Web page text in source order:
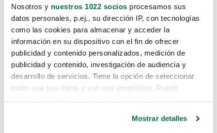
Nosotros y nuestros 1022 socios procesamos sus
datos personales, p.ej., su dirección IP, con tecnologías
como las cookies para almacenar y acceder la
información en su dispositivo con el fin de ofrecer
publicidad y contenido personalizados, medición de
publicidad y contenido, investigación de audiencia y
desarrollo de servicios. Tiene la opción de seleccionar
quién usa sus datos y con qué propósitos. Puede
Mostrar detalles
Lo sentimos, no sabemos como
te hemos traido hasta aquí.
Pero puedes encontrar el coche que estás
buscando en alguno de estos enlaces: